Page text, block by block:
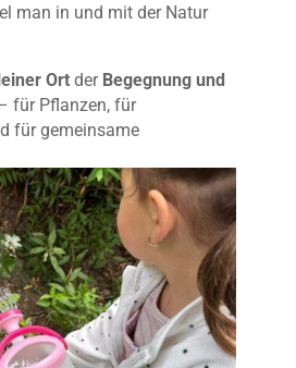
man in und mit der Natur
Ortder Begegnung und
für Pflanzen, für
für gemeinsame